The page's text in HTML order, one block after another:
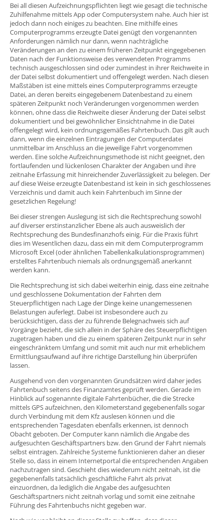
Bei all diesen Aufzeichnungspflichten liegt wie gesagt die technische
Zuhilfenahme mittels App oder Computersystem nahe. Auch hier ist
jedoch dann noch einiges zu beachten. Eine mithilfe eines
Computerprogramms erzeugte Datei genügt den vorgenannten
Anforderungen nämlich nur dann, wenn nachträgliche
Veränderungen an den zu einem früheren Zeitpunkt eingegebenen
Daten nach der Funktionsweise des verwendeten Programms
technisch ausgeschlossen sind oder zumindest in ihrer Reichweite in
der Datei selbst dokumentiert und offengelegt werden. Nach diesen
Maßstäben ist eine mittels eines Computerprogramms erzeugte
Datei, an deren bereits eingegebenem Datenbestand zu einem
späteren Zeitpunkt noch Veränderungen vorgenommen werden
können, ohne dass die Reichweite dieser Änderung der Datei selbst
dokumentiert und bei gewöhnlicher Einsichtnahme in die Datei
offengelegt wird, kein ordnungsgemäßes Fahrtenbuch. Das gilt auch
dann, wenn die einzelnen Eintragungen der Computerdatei
unmittelbar im Anschluss an die jeweilige Fahrt vorgenommen
werden. Eine solche Aufzeichnungsmethode ist nicht geeignet, den
fortlaufenden und lückenlosen Charakter der Angaben und ihre
zeitnahe Erfassung mit hinreichender Zuverlässigkeit zu belegen. Der
auf diese Weise erzeugte Datenbestand ist kein in sich geschlossenes
Verzeichnis und damit auch kein Fahrtenbuch im Sinne der
gesetzlichen Regelung!
Bei dieser strengen Auslegung ist sich die Rechtsprechung sowohl
auf diverser erstinstanzlicher Ebene als auch ausweislich der
Rechtsprechung des Bundesfinanzhofs einig. Für die Praxis führt
dies im Wesentlichen dazu, dass ein mit dem Computerprogramm
Microsoft Excel (oder ähnlichen Tabellenkalkulationsprogrammen)
erstelltes Fahrtenbuch niemals als ordnungsgemäß anerkannt
werden kann.
Die Rechtsprechung ist sich dabei weiterhin einig, dass eine zeitnahe
und geschlossene Dokumentation der Fahrten dem
Steuerpflichtigen nach Lage der Dinge keine unangemessenen
Belastungen auferlegt. Dabei ist insbesondere auch zu
berücksichtigen, dass der zu führende Belegnachweis sich auf
Vorgänge bezieht, die sich allein in der Sphäre des Steuerpflichtigen
zugetragen haben und die zu einem späteren Zeitpunkt nur in sehr
eingeschränktem Umfang und somit mit auch nur mit erheblichem
Ermittlungsaufwand auf ihre richtige Darstellung hin überprüfen
lassen.
Ausgehend von den vorgenannten Grundsätzen wird daher jedes
Fahrtenbuch seitens des Finanzamtes geprüft werden. Gerade im
Hinblick auf sogenannte digitale Fahrtenbücher, die die Strecke
mittels GPS aufzeichnen, den Kilometerstand gegebenenfalls sogar
durch Verbindung mit dem Kfz auslesen können und die
entsprechenden Tagesdaten ebenfalls erkennen, ist dennoch
Obacht geboten. Der Computer kann nämlich die Angabe des
aufgesuchten Geschäftspartners bzw. den Grund der Fahrt niemals
selbst eintragen. Zahlreiche Systeme funktionieren daher an dieser
Stelle so, dass in einem Internetportal die entsprechenden Angaben
nachzutragen sind. Geschieht dies wiederum nicht zeitnah, ist die
gegebenenfalls tatsächlich geschäftliche Fahrt als privat
einzuordnen, da lediglich die Angabe des aufgesuchten
Geschäftspartners nicht zeitnah vorlag und somit eine zeitnahe
Führung des Fahrtenbuchs nicht gegeben war.